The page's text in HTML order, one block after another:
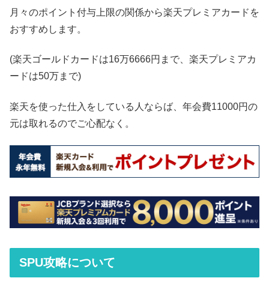
月々のポイント付与上限の関係から楽天プレミアカードを
おすすめします。
(楽天ゴールドカードは16万6666円まで、楽天プレミアカ
ードは50万まで)
楽天を使った仕入をしている人ならば、年会費11000円の
元は取れるのでご心配なく。
SPU攻略について